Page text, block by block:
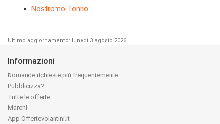
Nostromo Tonno
Ultimo aggiornamento: lunedì 3 agosto 2026
Informazioni
Domande richieste più frequentemente
Pubblicizza?
Tutte le offerte
Marchi
App Offertevolantini.it